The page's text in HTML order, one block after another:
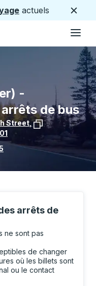
actuels
-
de bus
Street ,
de l'arrêt sur
arrêts de
ne sont pas
de changer
où les billets sont
ou le contact